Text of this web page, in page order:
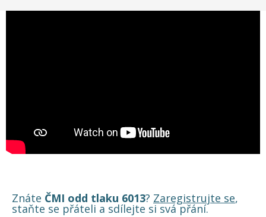
Znáte ČMI odd tlaku 6013? Zaregistrujte se,
staňte se přáteli a sdílejte si svá přání.